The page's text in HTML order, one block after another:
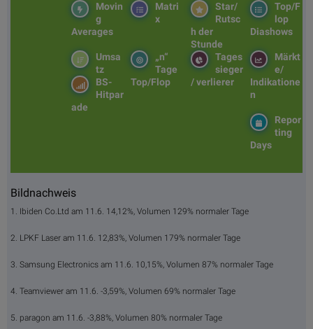
Top/F
lop
Diashows
Star/
Rutsc
h der
Stunde
Matri
x
Movin
g
Averages
Märkt
e/
Indikatione
n
Tages
sieger
/ verlierer
„n“
Tage
Top/Flop
Umsa
tz
BS-
Hitpar
ade
Repor
ting
Days
Bildnachweis
1. Ibiden Co.Ltd am 11.6. 14,12%, Volumen 129% normaler Tage
2. LPKF Laser am 11.6. 12,83%, Volumen 179% normaler Tage
3. Samsung Electronics am 11.6. 10,15%, Volumen 87% normaler Tage
4. Teamviewer am 11.6. -3,59%, Volumen 69% normaler Tage
5. paragon am 11.6. -3,88%, Volumen 80% normaler Tage